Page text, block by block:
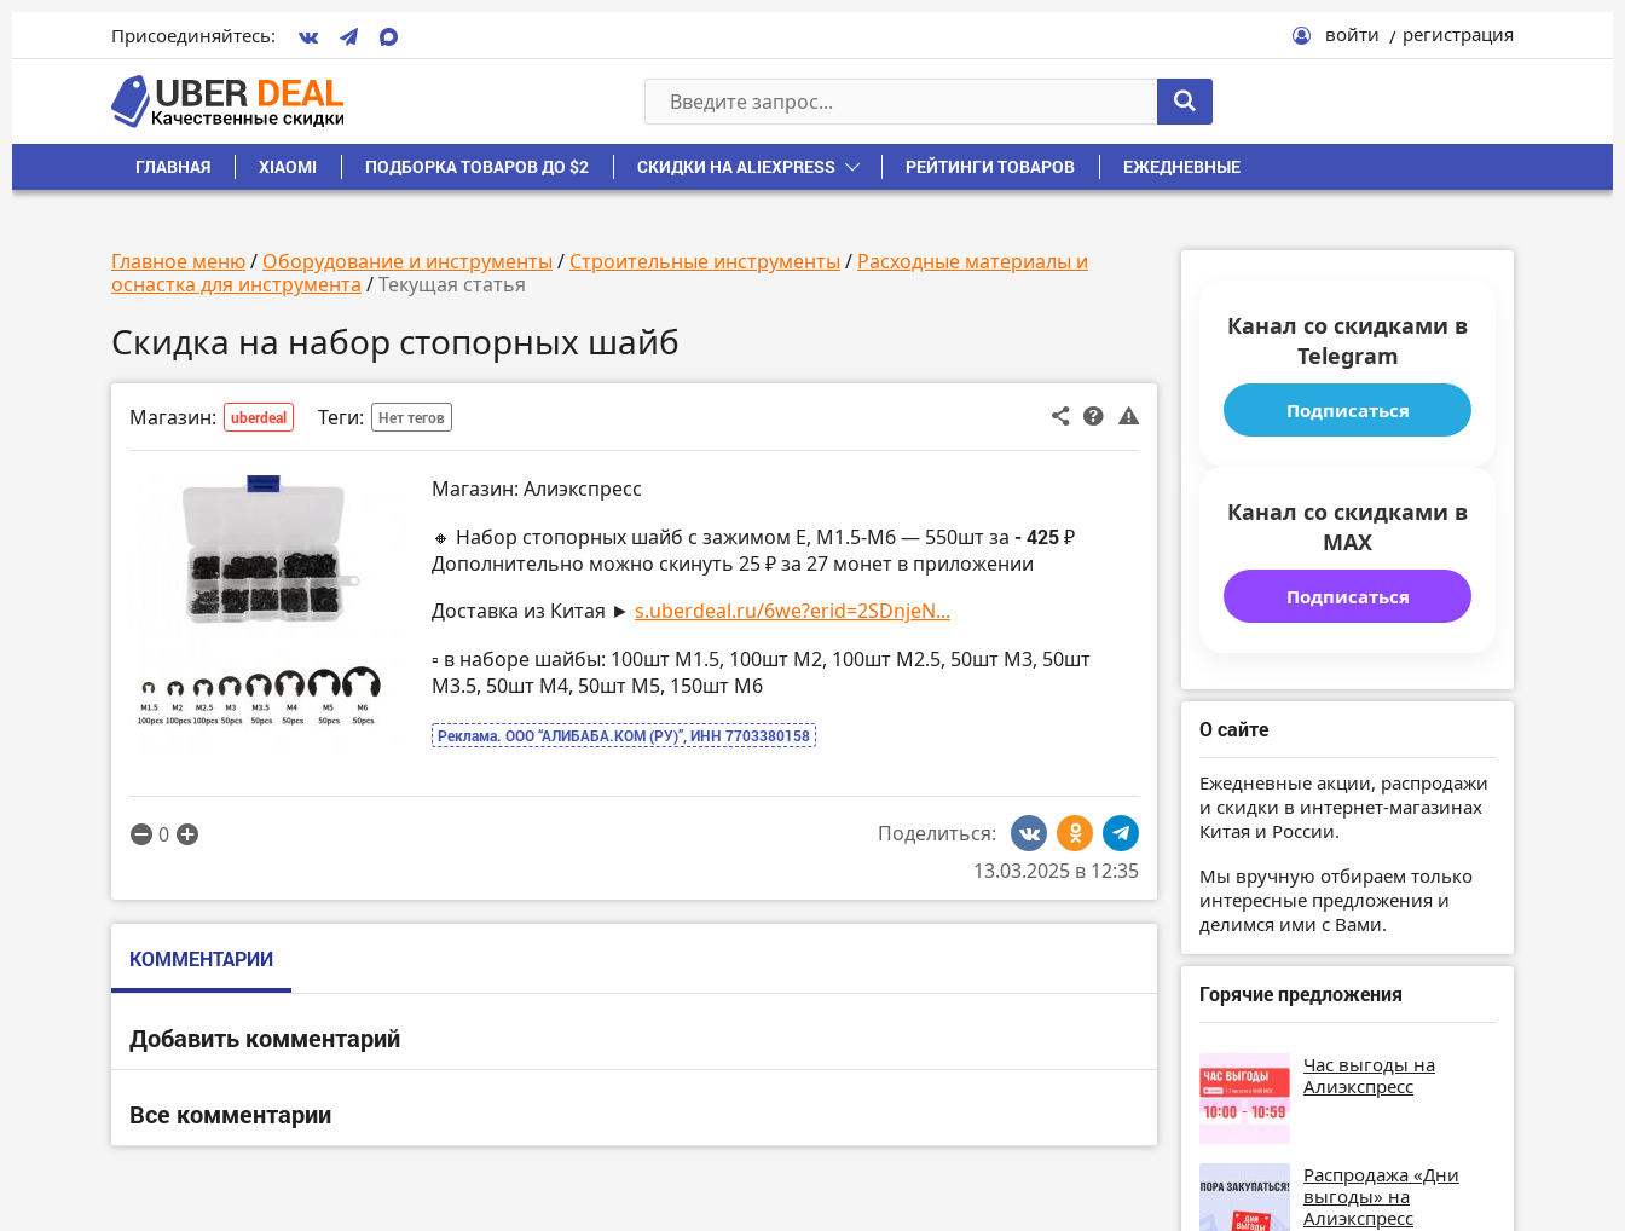
Присоединяйтесь: войти регистрация
ГЛАВНАЯ XIAOMI ПОДБОРКА ТОВАРОВ ДО $2 СКИДКИ НА ALIEXPRESS РЕЙТИНГИ ТОВАРОВ ЕЖЕДНЕВНЫЕ
Главное меню/ Оборудование и инструменты / Строительные инструменты / Расходные материалы и
оснастка для инструмента /Текущая статья
Скидка на набор стопорных шайб
Магазин: uberdeal Теги: Нет тегов
Магазин: Алиэкспресс
🔸 Набор стопорных шайб с зажимом E, M1.5-M6 — 550шт за - 425 ₽
Дополнительно можно скинуть 25 ₽ за 27 монет в приложении
Доставка из Китая ► s.uberdeal.ru/6we?erid=2SDnjeN...
▫️ в наборе шайбы: 100шт M1.5, 100шт M2, 100шт M2.5, 50шт M3, 50шт
M3.5, 50шт M4, 50шт M5, 150шт M6
Реклама. ООО “АЛИБАБА.КОМ (РУ)”, ИНН 7703380158
0
Поделиться:
13.03.2025 в 12:35
КОММЕНТАРИИ
Добавить комментарий
Все комментарии
Канал со скидками в
Telegram
Подписаться
Канал со скидками в
MAX
Подписаться
О сайте
Ежедневные акции, распродажи
и скидки в интернет-магазинах
Китая и России.
Мы вручную отбираем только
интересные предложения и
делимся ими с Вами.
Горячие предложения
Час выгоды на
Алиэкспресс
Распродажа «Дни
выгоды» на
Алиэкспресс